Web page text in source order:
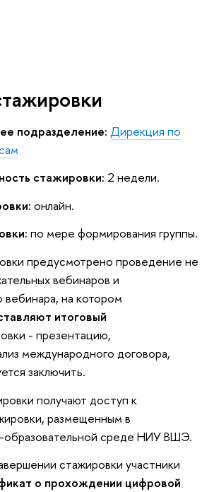
подразделение: Дирекция по
стажировки: 2 недели.
онлайн.
по мере формирования группы.
предусмотрено проведение не
вебинаров и
вебинара, на котором
итоговый
- презентацию,
международного договора,
заключить.
получают доступ к
размещенным в
среде НИУ ВШЭ.
стажировки участники
о прохождении цифровой